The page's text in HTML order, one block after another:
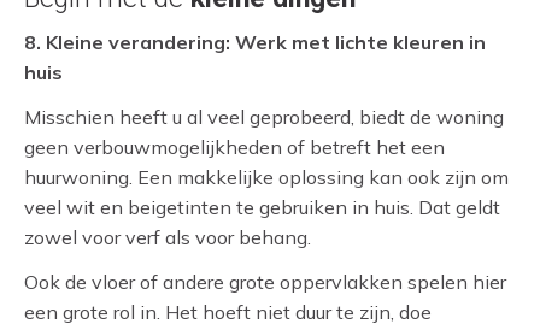
8. Kleine verandering: Werk met lichte kleuren in
huis
Misschien heeft u al veel geprobeerd, biedt de woning
geen verbouwmogelijkheden of betreft het een
huurwoning. Een makkelijke oplossing kan ook zijn om
veel wit en beigetinten te gebruiken in huis. Dat geldt
zowel voor verf als voor behang.
Ook de vloer of andere grote oppervlakken spelen hier
een grote rol in. Het hoeft niet duur te zijn, doe